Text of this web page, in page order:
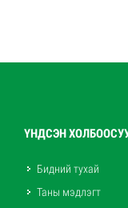
ҮНДСЭН
Бидний тухай
Таны мэдлэгт